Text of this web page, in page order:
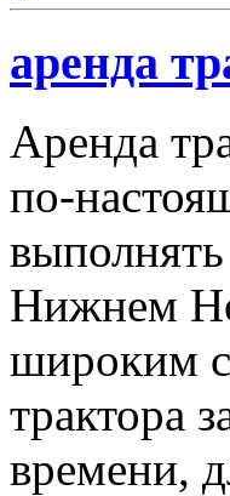
аренда
Аренда
по-
Нижнем
широким
трактора
времени,